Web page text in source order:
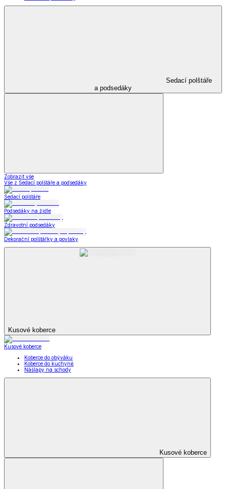
Sedací polštáře
a podsedáky
Zobrazit vše
Vše z Sedací polštáře a podsedáky
Sedací polštáře
Podsedáky na židle
Zdravotní podsedáky
Dekorační polštářky a povlaky
Kusové koberce
Kusové koberce
Koberce do obýváku
Koberce do kuchyně
Nášlapy na schody
Kusové koberce